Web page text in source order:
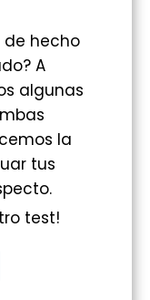
de hecho
A
algunas
la
tus
test!